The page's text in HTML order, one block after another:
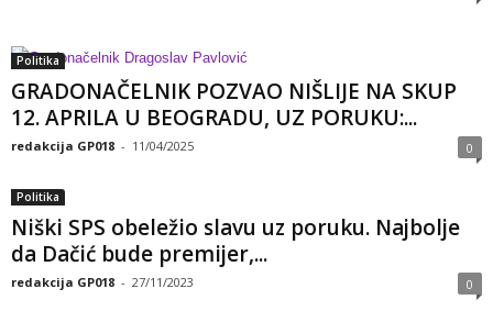
Politika
GRADONAČELNIK POZVAO NIŠLIJE NA SKUP
12. APRILA U BEOGRADU, UZ PORUKU:...
redakcija GP018 - 11/04/2025 0
Politika
Niški SPS obeležio slavu uz poruku. Najbolje
da Dačić bude premijer,...
redakcija GP018 - 27/11/2023 0